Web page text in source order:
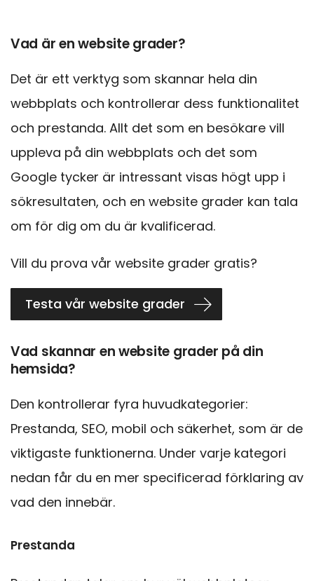
Vad är en website grader?
Det är ett verktyg som skannar hela din
webbplats och kontrollerar dess funktionalitet
och prestanda. Allt det som en besökare vill
uppleva på din webbplats och det som
Google tycker är intressant visas högt upp i
sökresultaten, och en website grader kan tala
om för dig om du är kvalificerad.
Vill du prova vår website grader gratis?
Testa vår website grader
Vad skannar en website grader på din
hemsida?
Den kontrollerar fyra huvudkategorier:
Prestanda, SEO, mobil och säkerhet, som är de
viktigaste funktionerna. Under varje kategori
nedan får du en mer specificerad förklaring av
vad den innebär.
Prestanda